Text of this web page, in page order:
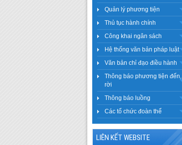
Quản lý phương tiện
Thủ tục hành chính
Công khai ngân sách
Hệ thống văn bản pháp luật
Văn bản chỉ đạo điều hành
Thông báo phương tiện đến,
rời
Thông báo luồng
Các tổ chức đoàn thể
LIÊN KẾT WEBSITE